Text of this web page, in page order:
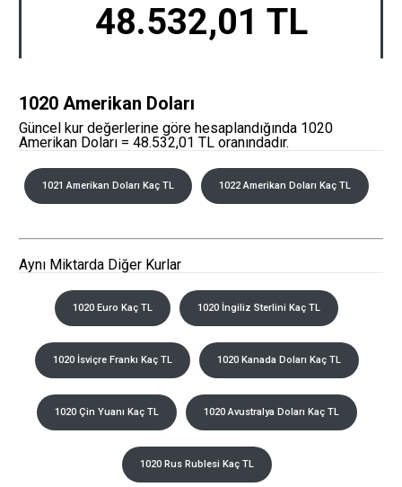
48.532,01 TL
1020 Amerikan Doları
Güncel kur değerlerine göre hesaplandığında 1020
Amerikan Doları = 48.532,01 TL oranındadır.
1021 Amerikan Doları Kaç TL 1022 Amerikan Doları Kaç TL
Aynı Miktarda Diğer Kurlar
1020 Euro Kaç TL 1020 İngiliz Sterlini Kaç TL
1020 İsviçre Frankı Kaç TL 1020 Kanada Doları Kaç TL
1020 Çin Yuanı Kaç TL 1020 Avustralya Doları Kaç TL
1020 Rus Rublesi Kaç TL